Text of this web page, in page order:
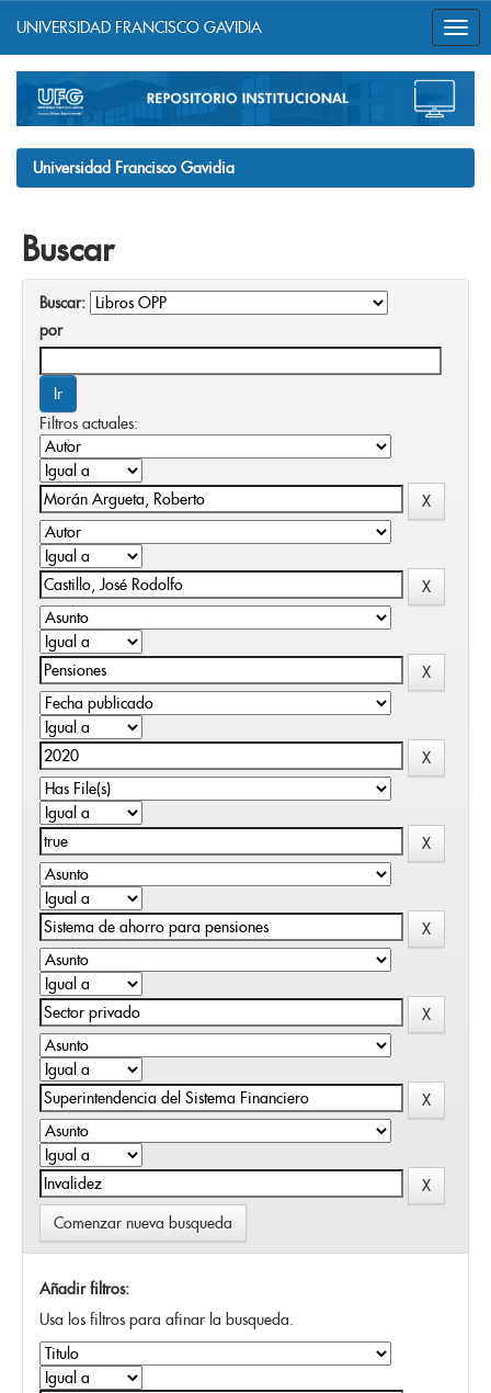
navigation
UNIVERSIDAD FRANCISCO GAVIDIA
Universidad Francisco Gavidia
Buscar
Buscar:
por
Filtros actuales:
Comenzar nueva busqueda
Añadir filtros:
Usa los filtros para afinar la busqueda.